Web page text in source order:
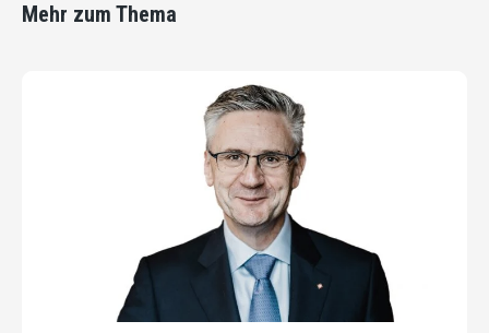
Mehr zum Thema